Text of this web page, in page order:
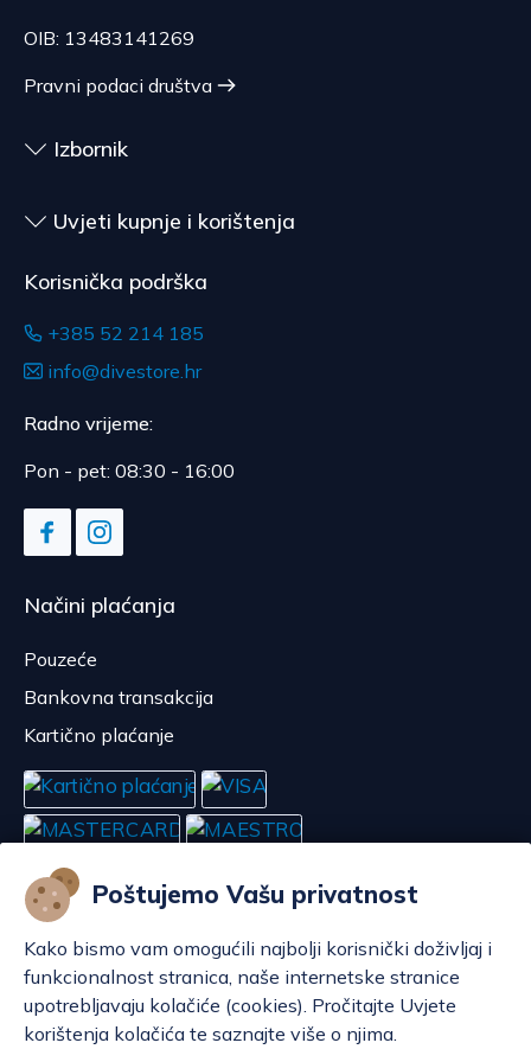
Poštujemo Vašu privatnost
Kako bismo vam omogućili najbolji korisnički doživljaj i
funkcionalnost stranica, naše internetske stranice
upotrebljavaju kolačiće (cookies). Pročitajte Uvjete
korištenja kolačića te saznajte više o njima.
nije pogodna za vraćanje, ako je bila otpečaćena
nakon dostave.
OIB: 13483141269
Pravni podaci društva
Izbornik
Uvjeti kupnje i korištenja
Korisnička podrška
+385 52 214 185
info@divestore.hr
Radno vrijeme:
Pon - pet: 08:30 - 16:00
Načini plaćanja
Pouzeće
Bankovna transakcija
Kartično plaćanje